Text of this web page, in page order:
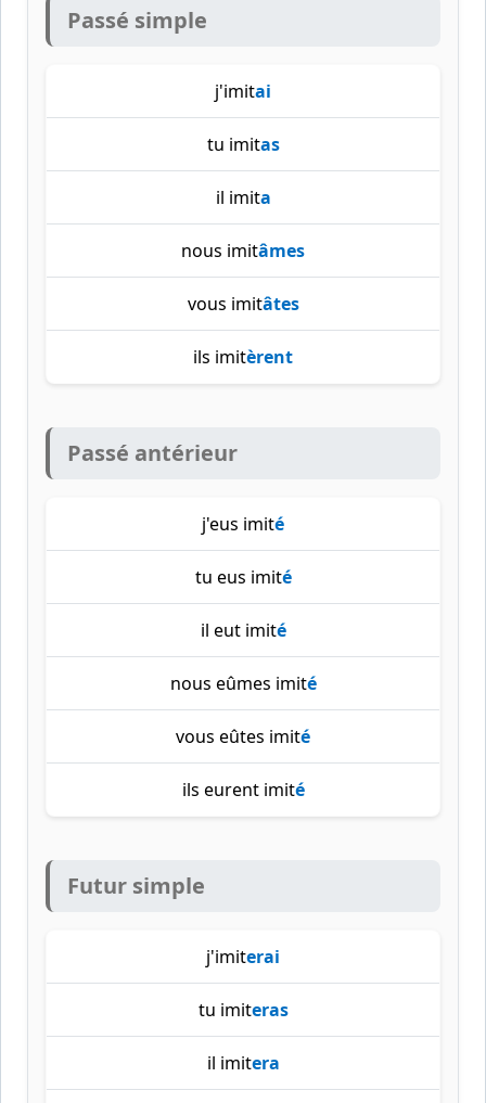
Passé simple
j'imitai
tu imitas
il imita
nous imitâmes
vous imitâtes
ils imitèrent
Passé antérieur
j'eus imité
tu eus imité
il eut imité
nous eûmes imité
vous eûtes imité
ils eurent imité
Futur simple
j'imiterai
tu imiteras
il imitera